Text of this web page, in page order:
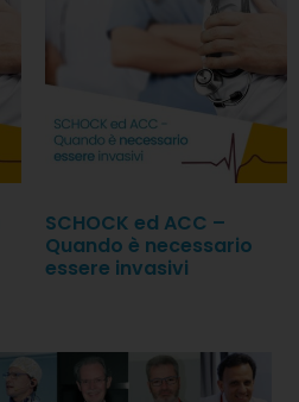
SCHOCK ed ACC –
Quando è necessario
essere invasivi